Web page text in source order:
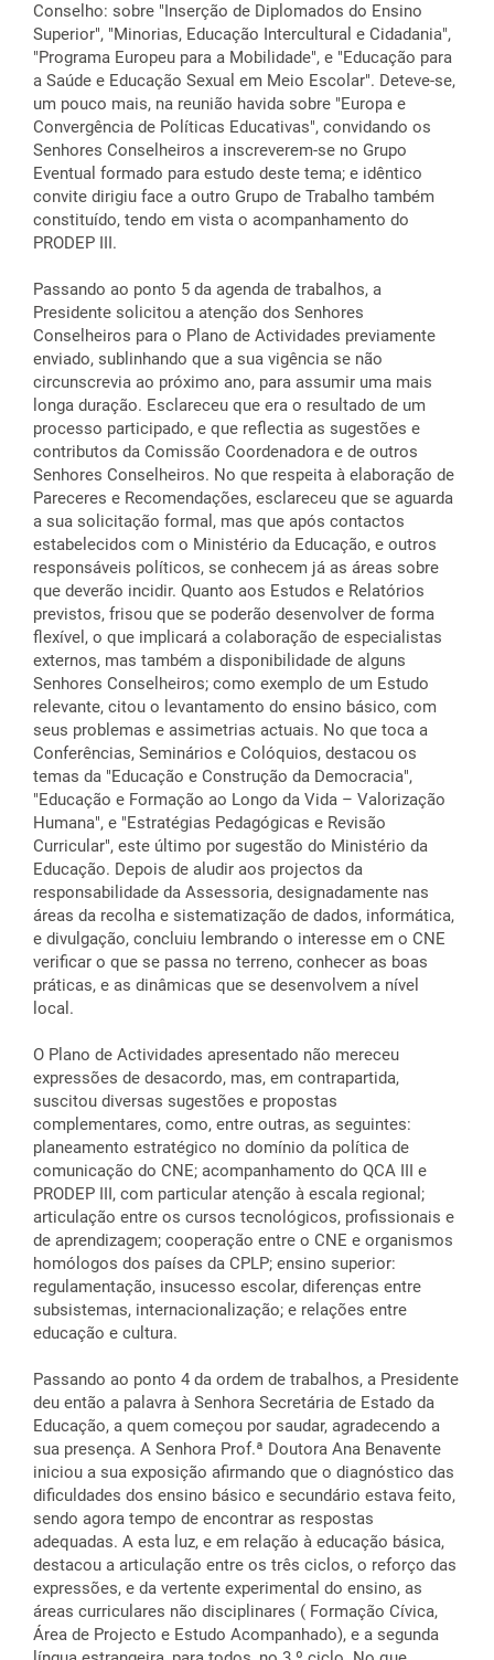
Conselho: sobre "Inserção de Diplomados do Ensino
Superior", "Minorias, Educação Intercultural e Cidadania",
"Programa Europeu para a Mobilidade", e "Educação para
a Saúde e Educação Sexual em Meio Escolar". Deteve-se,
um pouco mais, na reunião havida sobre "Europa e
Convergência de Políticas Educativas", convidando os
Senhores Conselheiros a inscreverem-se no Grupo
Eventual formado para estudo deste tema; e idêntico
convite dirigiu face a outro Grupo de Trabalho também
constituído, tendo em vista o acompanhamento do
PRODEP III.
Passando ao ponto 5 da agenda de trabalhos, a
Presidente solicitou a atenção dos Senhores
Conselheiros para o Plano de Actividades previamente
enviado, sublinhando que a sua vigência se não
circunscrevia ao próximo ano, para assumir uma mais
longa duração. Esclareceu que era o resultado de um
processo participado, e que reflectia as sugestões e
contributos da Comissão Coordenadora e de outros
Senhores Conselheiros. No que respeita à elaboração de
Pareceres e Recomendações, esclareceu que se aguarda
a sua solicitação formal, mas que após contactos
estabelecidos com o Ministério da Educação, e outros
responsáveis políticos, se conhecem já as áreas sobre
que deverão incidir. Quanto aos Estudos e Relatórios
previstos, frisou que se poderão desenvolver de forma
flexível, o que implicará a colaboração de especialistas
externos, mas também a disponibilidade de alguns
Senhores Conselheiros; como exemplo de um Estudo
relevante, citou o levantamento do ensino básico, com
seus problemas e assimetrias actuais. No que toca a
Conferências, Seminários e Colóquios, destacou os
temas da "Educação e Construção da Democracia",
"Educação e Formação ao Longo da Vida – Valorização
Humana", e "Estratégias Pedagógicas e Revisão
Curricular", este último por sugestão do Ministério da
Educação. Depois de aludir aos projectos da
responsabilidade da Assessoria, designadamente nas
áreas da recolha e sistematização de dados, informática,
e divulgação, concluiu lembrando o interesse em o CNE
verificar o que se passa no terreno, conhecer as boas
práticas, e as dinâmicas que se desenvolvem a nível
local.
O Plano de Actividades apresentado não mereceu
expressões de desacordo, mas, em contrapartida,
suscitou diversas sugestões e propostas
complementares, como, entre outras, as seguintes:
planeamento estratégico no domínio da política de
comunicação do CNE; acompanhamento do QCA III e
PRODEP III, com particular atenção à escala regional;
articulação entre os cursos tecnológicos, profissionais e
de aprendizagem; cooperação entre o CNE e organismos
homólogos dos países da CPLP; ensino superior:
regulamentação, insucesso escolar, diferenças entre
subsistemas, internacionalização; e relações entre
educação e cultura.
Passando ao ponto 4 da ordem de trabalhos, a Presidente
deu então a palavra à Senhora Secretária de Estado da
Educação, a quem começou por saudar, agradecendo a
sua presença. A Senhora Prof.ª Doutora Ana Benavente
iniciou a sua exposição afirmando que o diagnóstico das
dificuldades dos ensino básico e secundário estava feito,
sendo agora tempo de encontrar as respostas
adequadas. A esta luz, e em relação à educação básica,
destacou a articulação entre os três ciclos, o reforço das
expressões, e da vertente experimental do ensino, as
áreas curriculares não disciplinares ( Formação Cívica,
Área de Projecto e Estudo Acompanhado), e a segunda